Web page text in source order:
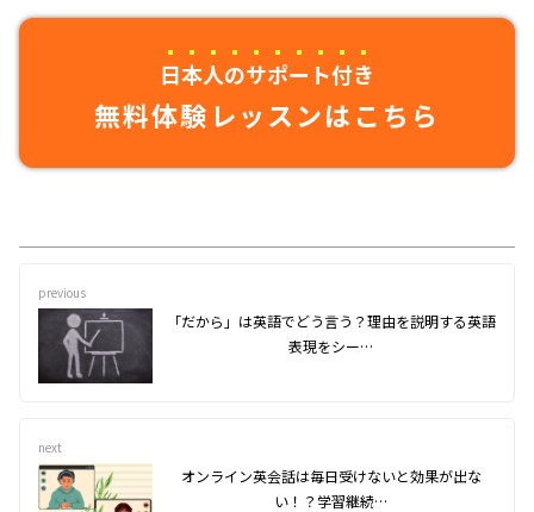
日本人のサポート付き
無料体験レッスンはこちら
previous
「だから」は英語でどう言う？理由を説明する英語
表現をシー…
next
オンライン英会話は毎日受けないと効果が出な
い！？学習継続…